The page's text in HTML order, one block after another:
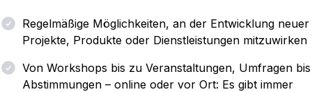
Regelmäßige Möglichkeiten, an der Entwicklung neuer
Projekte, Produkte oder Dienstleistungen mitzuwirken
Von Workshops bis zu Veranstaltungen, Umfragen bis
Abstimmungen – online oder vor Ort: Es gibt immer